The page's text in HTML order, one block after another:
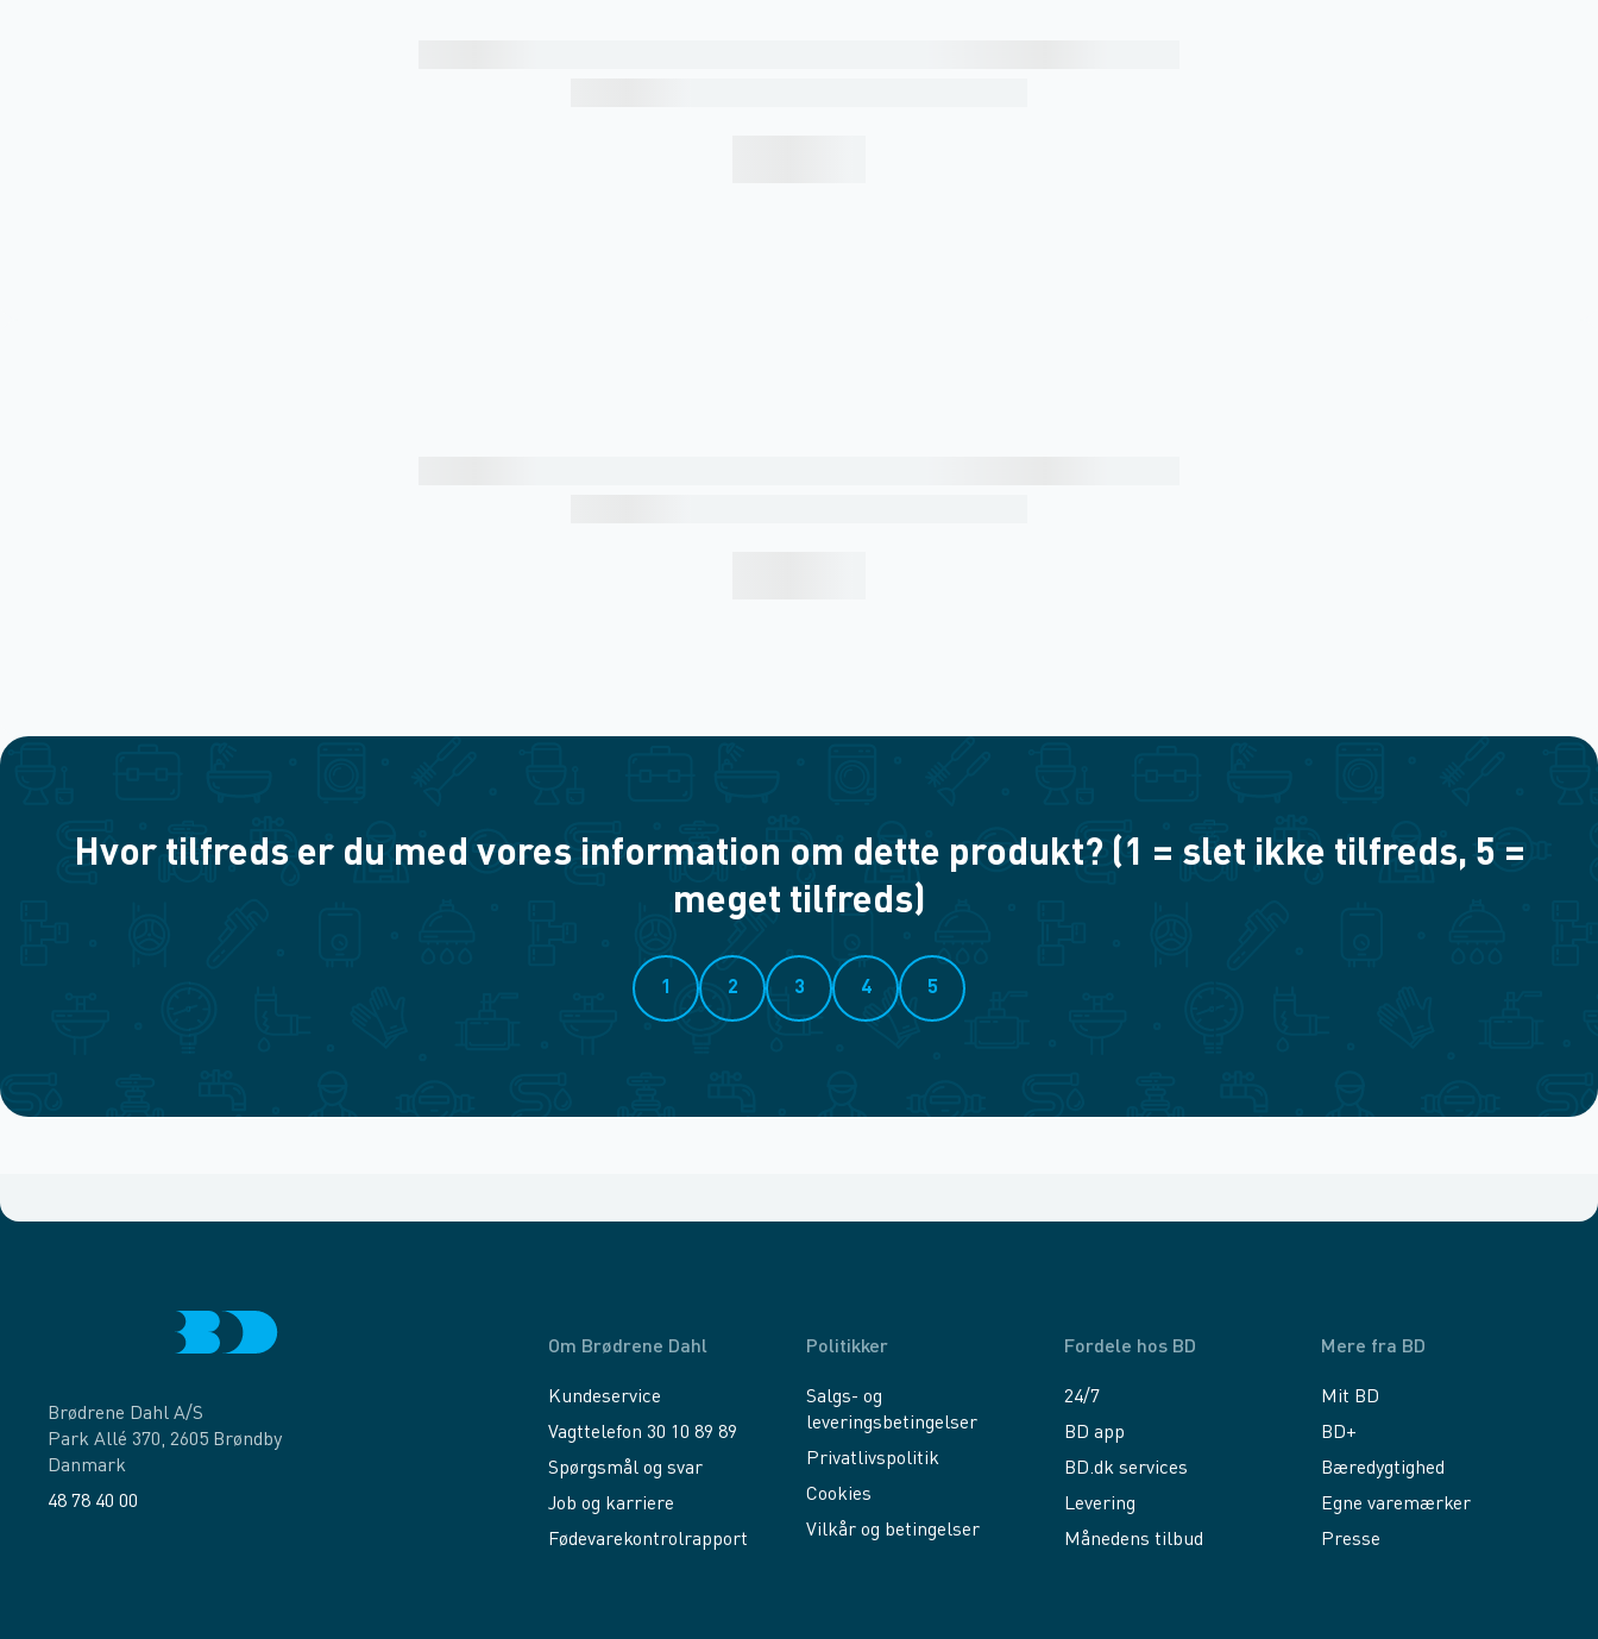
Hvor tilfreds er du med vores information om dette produkt? (1 = slet ikke tilfreds, 5 =
meget tilfreds)
1 2 3 4 5
Brødrene Dahl A/S
Park Allé 370, 2605 Brøndby
Danmark
48 78 40 00
Om Brødrene Dahl
Kundeservice
Vagttelefon 30 10 89 89
Spørgsmål og svar
Job og karriere
Fødevarekontrolrapport
Politikker
Salgs- og
leveringsbetingelser
Privatlivspolitik
Cookies
Vilkår og betingelser
Fordele hos BD
24/7
BD app
BD.dk services
Levering
Månedens tilbud
Mere fra BD
Mit BD
BD+
Bæredygtighed
Egne varemærker
Presse